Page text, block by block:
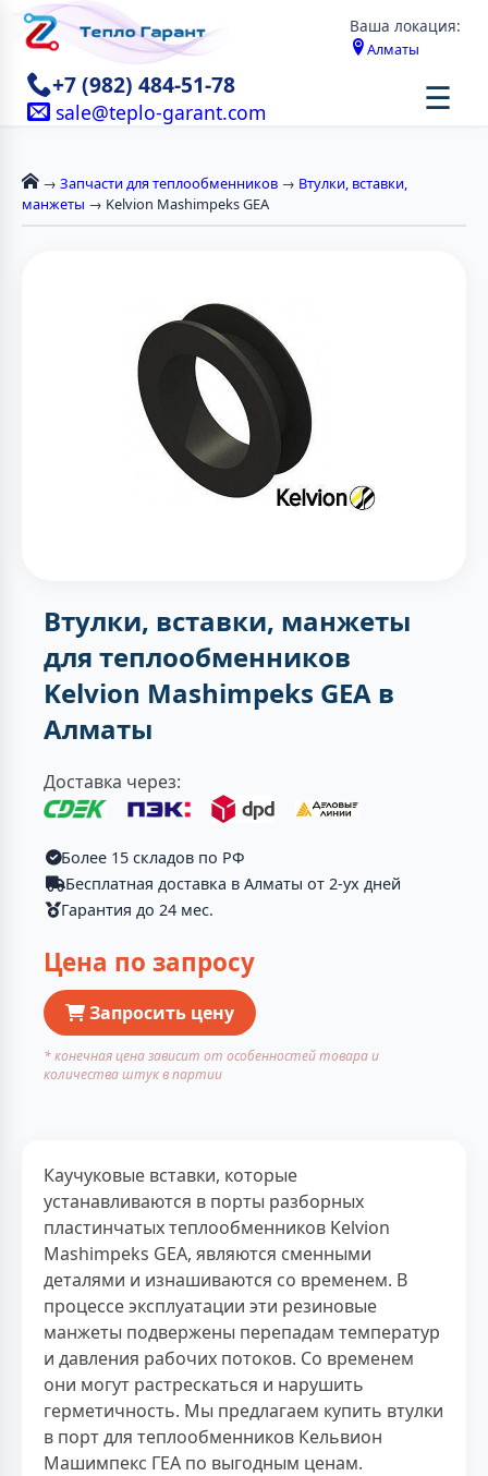
Ваша локация:
Алматы
+7 (982) 484-51-78
sale@teplo-garant.com ☰
→ Запчасти для теплообменников → Втулки, вставки,
манжеты → Kelvion Mashimpeks GEA
Втулки, вставки, манжеты
для теплообменников
Kelvion Mashimpeks GEA в
Алматы
Доставка через:
Более 15 складов по РФ
Бесплатная доставка в Алматы от 2-ух дней
Гарантия до 24 мес.
Цена по запросу
Запросить цену
* конечная цена зависит от особенностей товара и
количества штук в партии
Каучуковые вставки, которые
устанавливаются в порты разборных
пластинчатых теплообменников Kelvion
Mashimpeks GEA, являются сменными
деталями и изнашиваются со временем. В
процессе эксплуатации эти резиновые
манжеты подвержены перепадам температур
и давления рабочих потоков. Со временем
они могут растрескаться и нарушить
герметичность. Мы предлагаем купить втулки
в порт для теплообменников Кельвион
Машимпекс ГЕА по выгодным ценам.